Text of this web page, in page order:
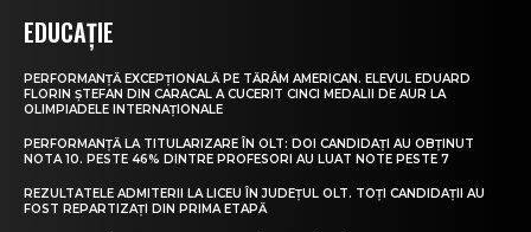
EDUCAȚIE
PERFORMANȚĂ EXCEPȚIONALĂ PE TĂRÂM AMERICAN. ELEVUL EDUARD
FLORIN ȘTEFAN DIN CARACAL A CUCERIT CINCI MEDALII DE AUR LA
OLIMPIADELE INTERNAȚIONALE
PERFORMANȚĂ LA TITULARIZARE ÎN OLT: DOI CANDIDAȚI AU OBȚINUT
NOTA 10. PESTE 46% DINTRE PROFESORI AU LUAT NOTE PESTE 7
REZULTATELE ADMITERII LA LICEU ÎN JUDEȚUL OLT. TOȚI CANDIDAȚII AU
FOST REPARTIZAȚI DIN PRIMA ETAPĂ